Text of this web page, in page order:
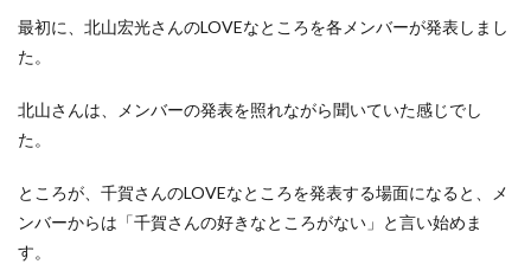
最初に、北山宏光さんのLOVEなところを各メンバーが発表しまし
た。
北山さんは、メンバーの発表を照れながら聞いていた感じでし
た。
ところが、千賀さんのLOVEなところを発表する場面になると、メ
ンバーからは「千賀さんの好きなところがない」と言い始めま
す。